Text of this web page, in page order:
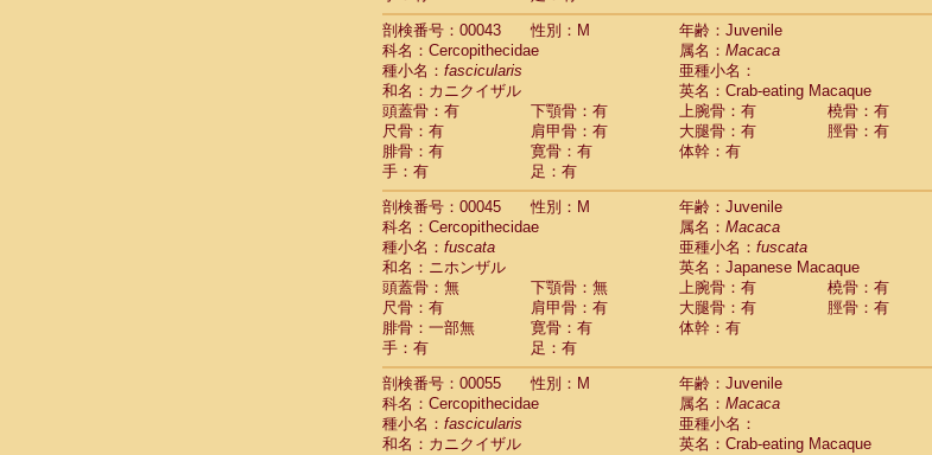
CercopithecidaeTheropithecus gelada(1)
CercopithecidaeMacaca arctoides(1)
Cercopithecidae Macaca assamensis
Cercopithecidae Macaca brunnescens(0)
CercopithecidaeMacaca cyclopis (6)
CercopithecidaeMacaca fascicularis (149)
CercopithecidaeMacaca fuscaca fuscata
CercopithecidaeMacaca fuscata yakui
CercopithecidaeMacaca fuscatahybrid(0)
CercopithecidaeMacaca maura(1)
Cercopithecidae Macaca mulatta(47)
Cercopithecidae Macaca nemestrina(3)
Cercopithecidae Macaca nigra(1)
CercopithecidaeMacaca radiata(8)
CercopithecidaeMacaca silenus(1)
CercopithecidaeMacaca sinica (0)
CercopithecidaeMacaca sylvanus
CercopithecidaeMacaca thibetana (0)
Cercopithecidae Macaca tonkeana (0)
Cercopithecidae hybrid(1)
Cercopithecidae (0)
剖検番号：00043
性別：M
年齢：Juvenile
科名：Cercopithecidae
属名： Macaca
種小名： fascicularis
亜種小名：
和名：カニクイザル
英名：Crab-eating Macaque
頭蓋骨：有
下顎骨：有 上腕骨：有
橈骨：有
尺骨：有
肩甲骨：有 大腿骨：有
脛骨：有
腓骨：有
寛骨：有
体幹：有
手：有
足：有
剖検番号：00045
性別：M
年齢：Juvenile
科名：Cercopithecidae
属名： Macaca
種小名： fuscata 亜種小名： fuscata
和名：ニホンザル
英名：Japanese Macaque
頭蓋骨：無
下顎骨：無 上腕骨：有
橈骨：有
尺骨：有
肩甲骨：有 大腿骨：有
脛骨：有
腓骨：一部無
寛骨：有
体幹：有
手：有
足：有
剖検番号：00055
性別：M
年齢：Juvenile
科名：Cercopithecidae
属名： Macaca
種小名： fascicularis
亜種小名：
和名：カニクイザル
英名：Crab-eating Macaque